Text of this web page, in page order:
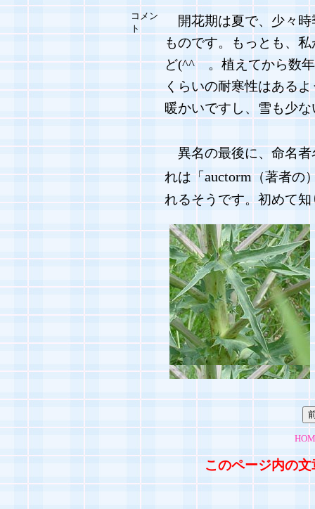
コメン
ト
開花期は夏で、少々時
ものです。もっとも、
ど(^^ゞ。植えてから数
くらいの耐寒性はある
暖かいですし、雪も少
異名の最後に、命名者
れは「auctorm（著者の
れるそうです。初めて
このページ内の